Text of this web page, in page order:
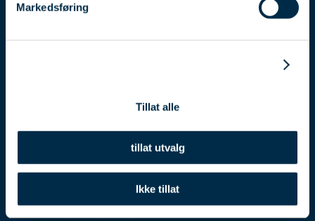
Markedsføring
Tillat alle
tillat utvalg
Ikke tillat
+47 953 04 411
Storgata 3, 1607 Fredrikstad